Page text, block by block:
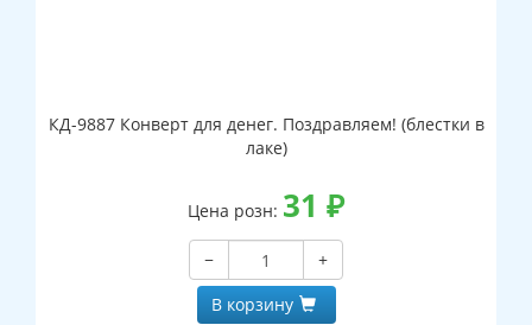
КД-9887 Конверт для денег. Поздравляем! (блестки в
лаке)
Цена розн: 31 ₽
−
+
В корзину